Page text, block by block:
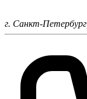
г. Санкт-Петербург,